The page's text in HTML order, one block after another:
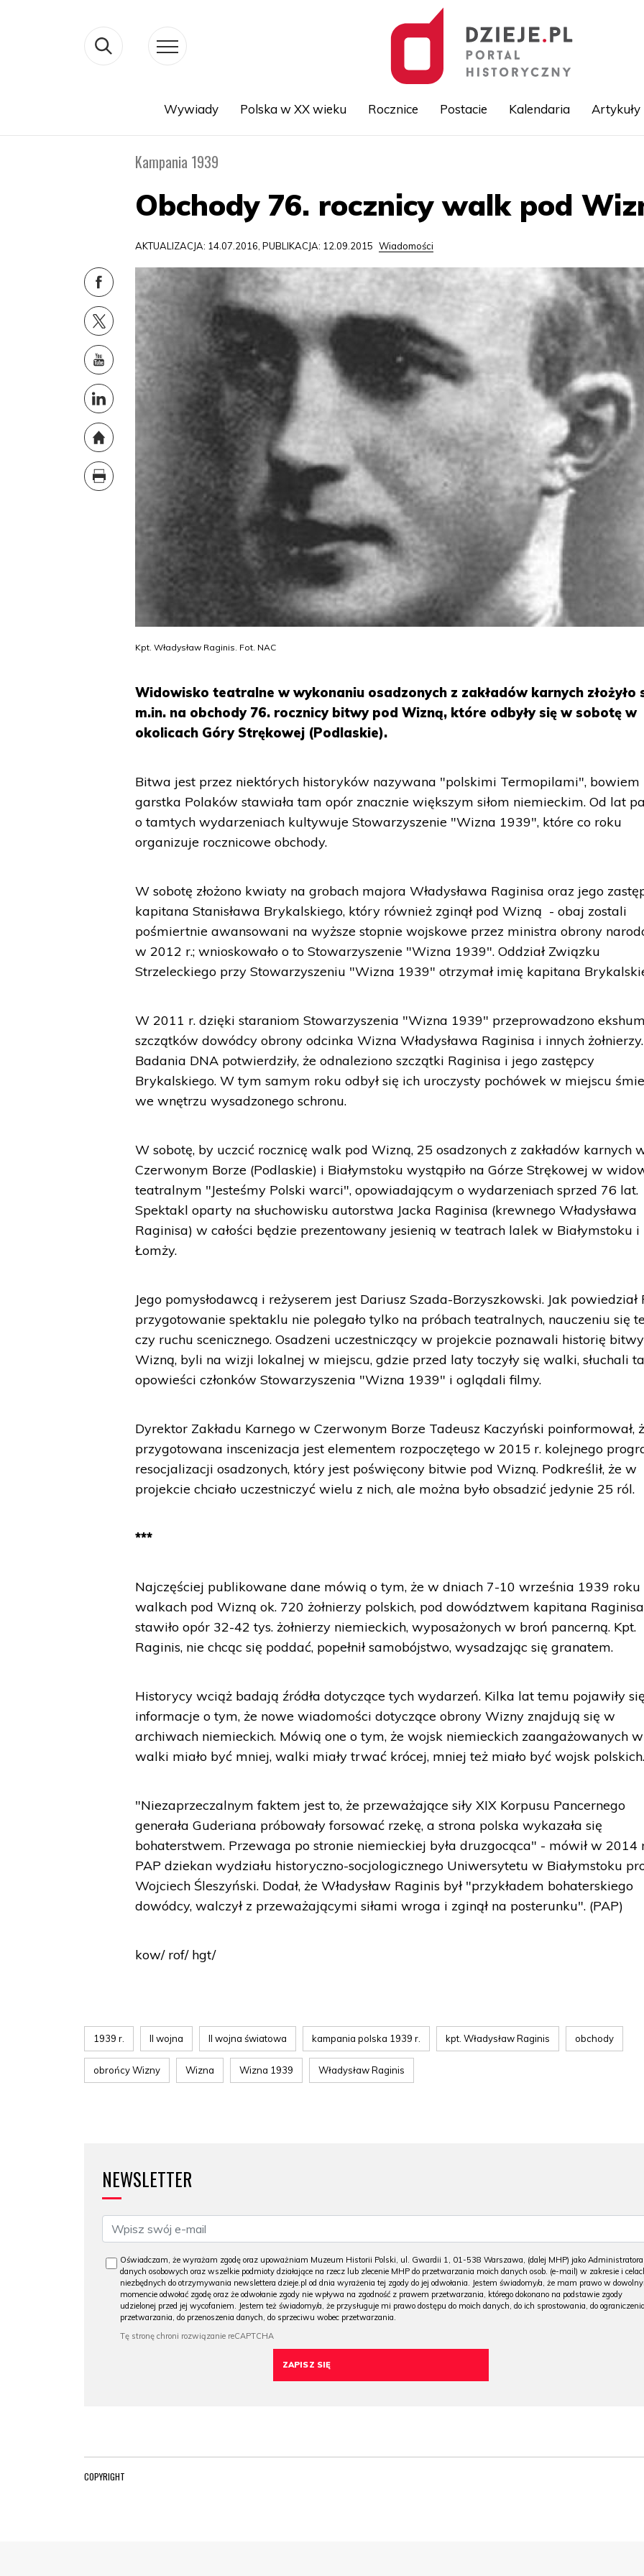
Wywiady Polska w XX wieku Rocznice Postacie Kalendaria Artykuły
Kampania 1939
Obchody 76. rocznicy walk pod
AKTUALIZACJA: 14.07.2016, PUBLIKACJA: 12.09.2015 Wiadomości
Kpt. Władysław Raginis. Fot. NAC
Widowisko teatralne w wykonaniu osadzonych z zakładów karnych złożyło
m.in. na obchody 76. rocznicy bitwy pod Wizną, które odbyły się w sobotę w
okolicach Góry Strękowej (Podlaskie).
Bitwa jest przez niektórych historyków nazywana "polskimi Termopilami", bowiem
garstka Polaków stawiała tam opór znacznie większym siłom niemieckim. Od lat
o tamtych wydarzeniach kultywuje Stowarzyszenie "Wizna 1939", które co roku
organizuje rocznicowe obchody.
W sobotę złożono kwiaty na grobach majora Władysława Raginisa oraz jego
kapitana Stanisława Brykalskiego, który również zginął pod Wizną - obaj zostali
pośmiertnie awansowani na wyższe stopnie wojskowe przez ministra obrony
w 2012 r.; wnioskowało o to Stowarzyszenie "Wizna 1939". Oddział Związku
Strzeleckiego przy Stowarzyszeniu "Wizna 1939" otrzymał imię kapitana
W 2011 r. dzięki staraniom Stowarzyszenia "Wizna 1939" przeprowadzono
szczątków dowódcy obrony odcinka Wizna Władysława Raginisa i innych żołnierzy.
Badania DNA potwierdziły, że odnaleziono szczątki Raginisa i jego zastępcy
Brykalskiego. W tym samym roku odbył się ich uroczysty pochówek w miejscu
we wnętrzu wysadzonego schronu.
W sobotę, by uczcić rocznicę walk pod Wizną, 25 osadzonych z zakładów karnych
Czerwonym Borze (Podlaskie) i Białymstoku wystąpiło na Górze Strękowej w
teatralnym "Jesteśmy Polski warci", opowiadającym o wydarzeniach sprzed 76 lat.
Spektakl oparty na słuchowisku autorstwa Jacka Raginisa (krewnego Władysława
Raginisa) w całości będzie prezentowany jesienią w teatrach lalek w Białymstoku i
Łomży.
Jego pomysłodawcą i reżyserem jest Dariusz Szada-Borzyszkowski. Jak powiedział
przygotowanie spektaklu nie polegało tylko na próbach teatralnych, nauczeniu się
czy ruchu scenicznego. Osadzeni uczestniczący w projekcie poznawali historię
Wizną, byli na wizji lokalnej w miejscu, gdzie przed laty toczyły się walki, słuchali
opowieści członków Stowarzyszenia "Wizna 1939" i oglądali filmy.
Dyrektor Zakładu Karnego w Czerwonym Borze Tadeusz Kaczyński poinformował,
przygotowana inscenizacja jest elementem rozpoczętego w 2015 r. kolejnego
resocjalizacji osadzonych, który jest poświęcony bitwie pod Wizną. Podkreślił, że w
projekcie chciało uczestniczyć wielu z nich, ale można było obsadzić jedynie 25 ról.
***
Najczęściej publikowane dane mówią o tym, że w dniach 7-10 września 1939 roku
walkach pod Wizną ok. 720 żołnierzy polskich, pod dowództwem kapitana
stawiło opór 32-42 tys. żołnierzy niemieckich, wyposażonych w broń pancerną. Kpt.
Raginis, nie chcąc się poddać, popełnił samobójstwo, wysadzając się granatem.
Historycy wciąż badają źródła dotyczące tych wydarzeń. Kilka lat temu pojawiły się
informacje o tym, że nowe wiadomości dotyczące obrony Wizny znajdują się w
archiwach niemieckich. Mówią one o tym, że wojsk niemieckich zaangażowanych w
walki miało być mniej, walki miały trwać krócej, mniej też miało być wojsk polskich.
"Niezaprzeczalnym faktem jest to, że przeważające siły XIX Korpusu Pancernego
generała Guderiana próbowały forsować rzekę, a strona polska wykazała się
bohaterstwem. Przewaga po stronie niemieckiej była druzgocąca" - mówił w 2014
PAP dziekan wydziału historyczno-socjologicznego Uniwersytetu w Białymstoku
Wojciech Śleszyński. Dodał, że Władysław Raginis był "przykładem bohaterskiego
dowódcy, walczył z przeważającymi siłami wroga i zginął na posterunku". (PAP)
kow/ rof/ hgt/
1939 r. II wojna II wojna światowa kampania polska 1939 r. kpt. Władysław Raginis obchody
obrońcy Wizny Wizna Wizna 1939 Władysław Raginis
NEWSLETTER
Oświadczam, że wyrażam zgodę oraz upoważniam Muzeum Historii Polski, ul. Gwardii 1, 01-538 Warszawa, (dalej MHP) jako Administratora
danych osobowych oraz wszelkie podmioty działające na rzecz lub zlecenie MHP do przetwarzania moich danych osob. (e-mail) w zakresie i
niezbędnych do otrzymywania newslettera dzieje.pl od dnia wyrażenia tej zgody do jej odwołania. Jestem świadomy/a, że mam prawo w
momencie odwołać zgodę oraz że odwołanie zgody nie wpływa na zgodność z prawem przetwarzania, którego dokonano na podstawie zgody
udzielonej przed jej wycofaniem. Jestem też świadomy/a, że przysługuje mi prawo dostępu do moich danych, do ich sprostowania, do ograniczenia
przetwarzania, do przenoszenia danych, do sprzeciwu wobec przetwarzania.
COPYRIGHT